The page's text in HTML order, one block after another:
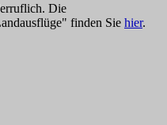
Die
finden Sie hier.